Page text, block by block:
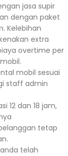
jasa supir
dengan paket
Kelebihan
extra
overtime per
mobil sesuai
staff admin
12 dan 18 jam,
tetap
telah